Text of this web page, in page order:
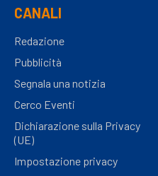
CANALI
Redazione
Pubblicità
Segnala una notizia
Cerco Eventi
Dichiarazione sulla Privacy
(UE)
Impostazione privacy